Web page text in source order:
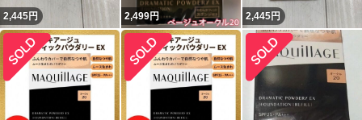
2,445円 2,499円 2,445円